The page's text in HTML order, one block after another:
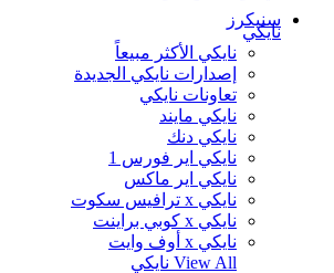
سنيكرز
نايكي
نايكي الأكثر مبيعاً
إصدارات نايكي الجديدة
تعاونات نايكي
نايكي مايند
نايكي دنك
نايكي اير فورس 1
نايكي اير ماكس
نايكي x ترافيس سكوت
نايكي x كوبي براينت
نايكي x أوف وايت
View All نايكي